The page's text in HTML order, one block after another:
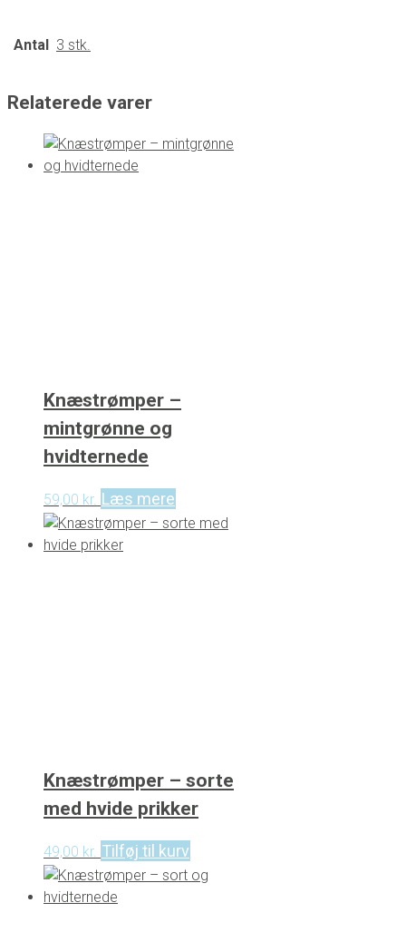
Antal 3 stk.
Relaterede varer
Knæstrømper –
mintgrønne og
hvidternede
59,00 kr. Læs mere
Knæstrømper – sorte
med hvide prikker
49,00 kr. Tilføj til kurv